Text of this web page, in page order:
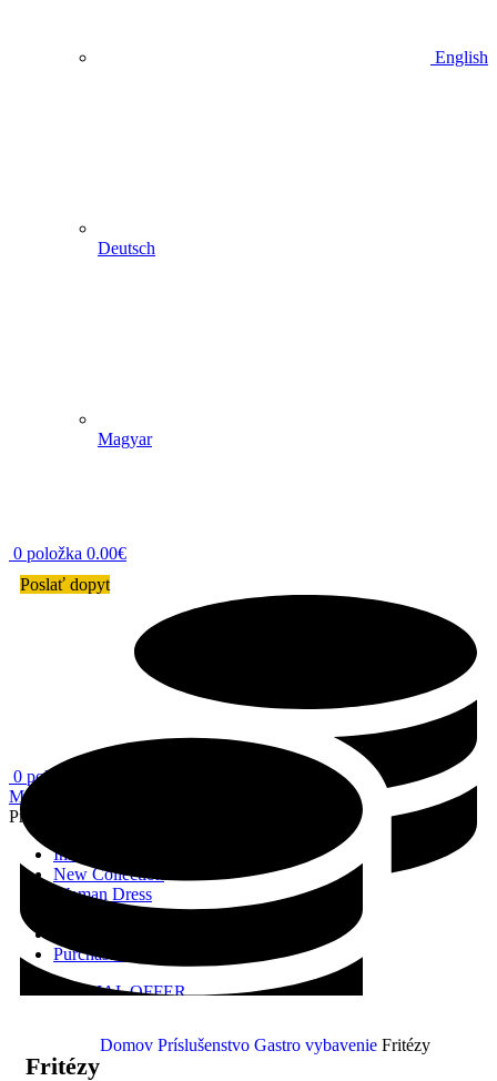
English
Deutsch
Magyar
0 položka 0.00€
Poslať dopyt
0 položka
Menu
Prehliadať kategórie
Instagram profile
New Collection
Woman Dress
Purchase Theme
SPECIAL OFFER
Fritézy
Domov Príslušenstvo Gastro vybavenie Fritézy